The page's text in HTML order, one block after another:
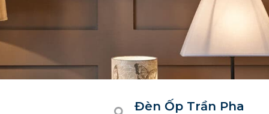
Đèn Ốp Trần Pha